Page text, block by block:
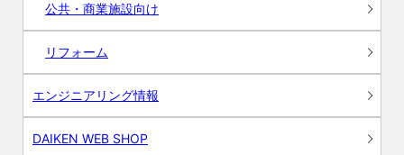
公共・商業施設向け
リフォーム
エンジニアリング情報
DAIKEN WEB SHOP